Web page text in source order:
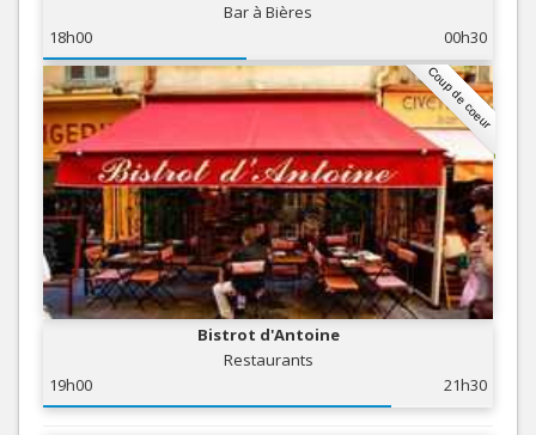
Bar à Bières
18h00
00h30
Coup de coeur
Bistrot d'Antoine
Restaurants
19h00
21h30